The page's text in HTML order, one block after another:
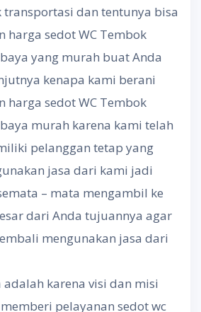
dan tentunya bisa
harga sedot WC Tembok
yang murah buat Anda
kenapa kami berani
harga sedot WC Tembok
murah karena kami telah
pelanggan tetap yang
jasa dari kami jadi
– mata mengambil ke
dari Anda tujuannya agar
mengunakan jasa dari
adalah karena visi dan misi
pelayanan sedot wc